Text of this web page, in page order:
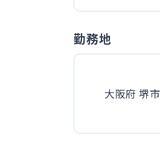
勤務地
大阪府 堺